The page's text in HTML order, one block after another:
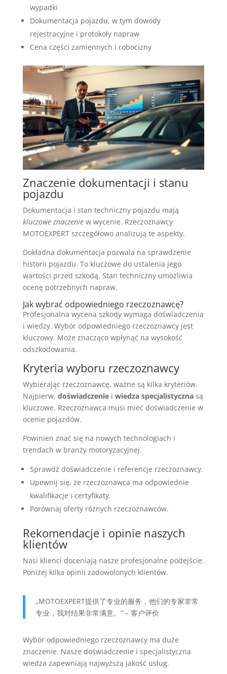
wypadki
Dokumentacja pojazdu, w tym dowody
rejestracyjne i protokoły napraw
Cena części zamiennych i robocizny
Znaczenie dokumentacji i stanu
pojazdu
Dokumentacja i stan techniczny pojazdu mają
kluczowe znaczeniew wycenie. Rzeczoznawcy
MOTOEXPERT szczegółowo analizują te aspekty.
Dokładna dokumentacja pozwala na sprawdzenie
historii pojazdu. To kluczowe do ustalenia jego
wartości przed szkodą. Stan techniczny umożliwia
ocenę potrzebnych napraw.
Jak wybrać odpowiedniego rzeczoznawcę?
Profesjonalna wycena szkody wymaga doświadczenia
i wiedzy. Wybór odpowiedniego rzeczoznawcy jest
kluczowy. Może znacząco wpłynąć na wysokość
odszkodowania.
Kryteria wyboru rzeczoznawcy
Wybierając rzeczoznawcę, ważne są kilka kryteriów.
Najpierw, doświadczeniei wiedza specjalistycznasą
kluczowe. Rzeczoznawca musi mieć doświadczenie w
ocenie pojazdów.
Powinien znać się na nowych technologiach i
trendach w branży motoryzacyjnej.
Sprawdź doświadczenie i referencje rzeczoznawcy.
Upewnij się, że rzeczoznawca ma odpowiednie
kwalifikacje i certyfikaty.
Porównaj oferty różnych rzeczoznawców.
Rekomendacje i opinie naszych
klientów
Nasi klienci doceniają nasze profesjonalne podejście.
Poniżej kilka opinii zadowolonych klientów.
„MOTOEXPERT提供了专业的服务，他们的专家非常
专业，我对结果非常满意。” – 客户评价
Wybór odpowiedniego rzeczoznawcy ma duże
znaczenie. Nasze doświadczenie i specjalistyczna
wiedza zapewniają najwyższą jakość usług.